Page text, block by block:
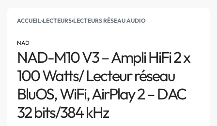
ACCUEIL›LECTEURS›LECTEURS RÉSEAU AUDIO
NAD
NAD-M10 V3 – Ampli HiFi 2 x
100 Watts/ Lecteur réseau
BluOS, WiFi, AirPlay 2 – DAC
32 bits/384 kHz